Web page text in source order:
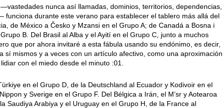
nunca así llamadas, dominios, territorios, dependencias,
funciona durante este verano para establecer el tablero más allá del
de México a Česko y Mzansi en el Grupo A; de Canadá a Bosna i
B. Del Brasil al Alba y el Ayití en el Grupo C, junto a muchos
que por ahora invitaré a esta fábula usando su endónimo, es decir,
sí mismos y a veces con un artículo afectivo, como una aproximación
con el miedo desde el minuto :01.
en el Grupo D, de la Deutschland al Ecuador y Kodivoir en el
y Sverige en el Grupo F. Del Bélgica a Irán, el M’sr y Aotearoa
Saudiya Arabiya y el Uruguay en el Grupo H, de la France al